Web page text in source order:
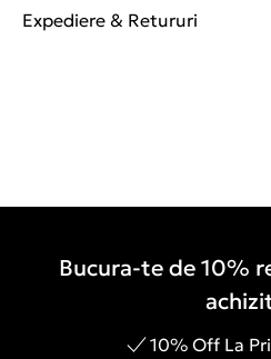
Expediere & Retururi
Bucura-te de 10%
10% Off La